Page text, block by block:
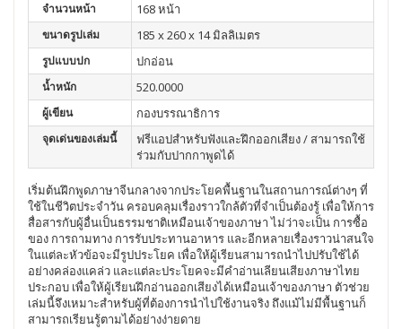
จำนวนหน้า 168 หน้า
ขนาดรูปเล่ม 185 x 260 x 14 มิลลิเมตร
รูปแบบปก ปกอ่อน
น้ำหนัก 520.0000
ผู้เขียน กองบรรณาธิการ
จุดเด่นของเล่มนี้
ฟรีแอปสำหรับฟังและฝึกออกเสียง / สามารถใช้
ร่วมกับปากกาพูดได้
เริ่มต้นฝึกพูดภาษาจีนกลางจากประโยคพื้นฐานในสถานการณ์ต่างๆ ที่
ใช้ในชีวิตประจำวัน ครอบคลุมเรื่องราวใกล้ตัวที่จำเป็นต้องรู้ เพื่อให้การ
สื่อสารกับผู้อื่นเป็นธรรมชาติเหมือนเจ้าของภาษา ไม่ว่าจะเป็น การซื้อ
ของ การถามทาง การรับประทานอาหาร และอีกหลายเรื่องราวน่าสนใจ
ในแต่ละหัวข้อจะมีรูปประโยค เพื่อให้ผู้เรียนสามารถนำไปปรับใช้ได้
อย่างคล่องแคล่ว และแต่ละประโยคจะมีคำอ่านเลียนเสียงภาษาไทย
ประกอบ เพื่อให้ผู้เรียนฝึกอ่านออกเสียงได้เหมือนเจ้าของภาษา ตัวช่วย
เล่มนี้จึงเหมาะสำหรับผู้ที่ต้องการนำไปใช้งานจริง ถึงแม้ไม่มีพื้นฐานก็
สามารถเรียนรู้ตามได้อย่างง่ายดาย